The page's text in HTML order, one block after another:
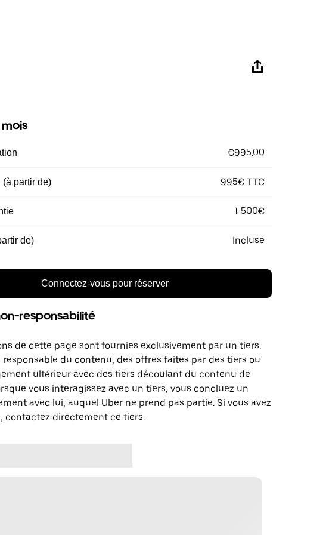
€995.00
(à partir de) 995€ TTC
1 500€
de) Incluse
Connectez-vous pour réserver
responsabilité
de cette page sont fournies exclusivement par un tiers.
responsable du contenu, des offres faites par des tiers ou
ultérieur avec des tiers découlant du contenu de
vous interagissez avec un tiers, vous concluez un
avec lui, auquel Uber ne prend pas partie. Si vous avez
contactez directement ce tiers.